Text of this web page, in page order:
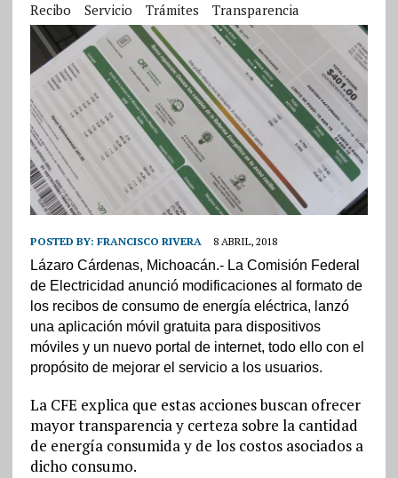
Recibo
Servicio Trámites Transparencia
POSTED BY: FRANCISCO RIVERA 8 ABRIL, 2018
Lázaro Cárdenas, Michoacán.- La Comisión Federal
de Electricidad anunció modificaciones al formato de
los recibos de consumo de energía eléctrica, lanzó
una aplicación móvil gratuita para dispositivos
móviles y un nuevo portal de internet, todo ello con el
propósito de mejorar el servicio a los usuarios.
La CFE explica que estas acciones buscan ofrecer
mayor transparencia y certeza sobre la cantidad
de energía consumida y de los costos asociados a
dicho consumo.